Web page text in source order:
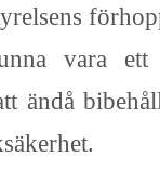
vara
ändå